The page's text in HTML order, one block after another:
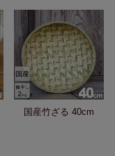
国産竹ざる 40cm